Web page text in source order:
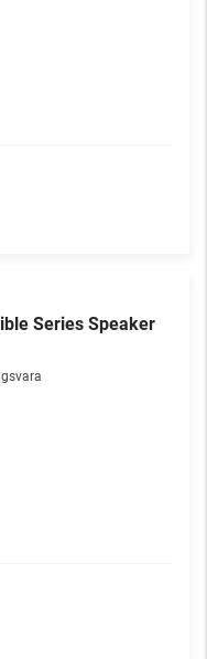
Series Speaker